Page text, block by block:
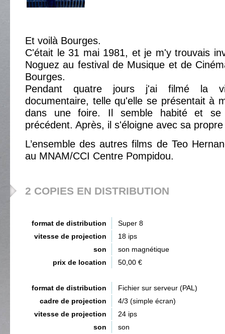
Et voilà Bourges.
C'était le 31 mai 1981, et je m'y trouvais
Noguez au festival de Musique et de
Bourges.
Pendant quatre jours j'ai filmé la
documentaire, telle qu'elle se présentait à
dans une foire. Il semble habité et se
précédent. Après, il s'éloigne avec sa
L’ensemble des autres films de Teo
au MNAM/CCI Centre Pompidou.
2 COPIES EN DISTRIBUTION
format de distribution
Super 8
vitesse de projection
18 ips
son
son magnétique
prix de location
50,00 €
format de distribution
Fichier sur serveur (PAL)
cadre de projection
4/3 (simple écran)
vitesse de projection
24 ips
son
son